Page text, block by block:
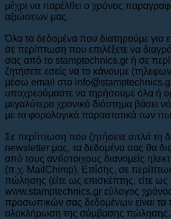
μέχρι να παρέλθει ο χρόνος
αξιώσεων μας.
Όλα τα δεδομένα που διατηρούμε για
σε περίπτωση που επιλέξετε να
σας από το stamptechnics.gr ή σε
ζητήσετε εσείς να το κάνουμε
μέσω email στο
υποχρεούμαστε να τηρήσουμε όλα ή
μεγαλύτερο χρονικό διάστημα βάσει
με τα φορολογικά παραστατικά των
Σε περίπτωση που ζητήσετε απλά τη
newsletter μας, τα δεδομένα σας θα
από τους αντίστοιχους διανομείς
(π.χ. MailChimp). Επίσης, σε
πώλησης (είτε ως επισκέπτης, είτε ως
www.stamptechnics.gr εύλογος
προσωπικών σας δεδομένων είναι τα
ολοκλήρωση της σύμβασης πώλησης.